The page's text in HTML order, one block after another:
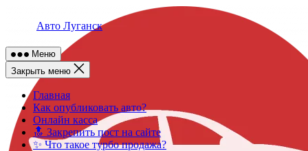
Авто Луганск
Меню
Закрыть меню
Главная
Как опубликовать авто?
Онлайн касса
🔝 Закрепить пост на сайте
✨ Что такое турбо продажа?